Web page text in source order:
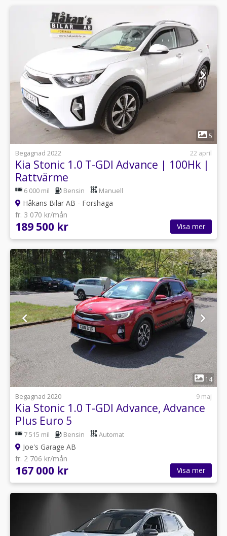
1
5
Begagnad 2022
22 april
Kia Stonic 1.0 T-GDI Advance | 100Hk |
Rattvärme
6 000 mil Bensin Manuell
Håkans Bilar AB - Forshaga
fr. 3 070 kr/mån
189 500 kr Visa mer
1
14
Begagnad 2020
9 maj
Kia Stonic 1.0 T-GDI Advance, Advance
Plus Euro 5
7 515 mil Bensin Automat
Joe's Garage AB
fr. 2 706 kr/mån
167 000 kr Visa mer